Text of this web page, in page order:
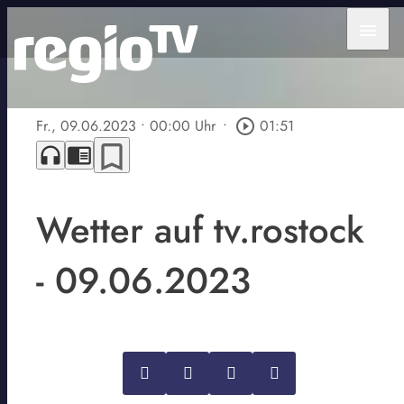
Fr., 09.06.2023 • 00:00 Uhr • play_circle_outline 01:51
headphones chrome_reader_mode bookmark_border
Wetter auf tv.rostock
- 09.06.2023